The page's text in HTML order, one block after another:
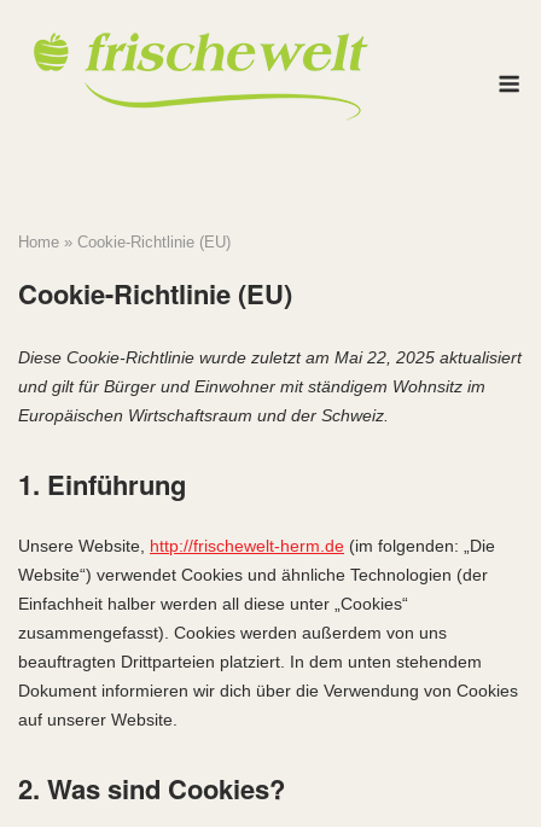
content
Home » Cookie-Richtlinie (EU)
Cookie-Richtlinie (EU)
Diese Cookie-Richtlinie wurde zuletzt am Mai 22, 2025 aktualisiert
und gilt für Bürger und Einwohner mit ständigem Wohnsitz im
Europäischen Wirtschaftsraum und der Schweiz.
1. Einführung
Unsere Website, http://frischewelt-herm.de (im folgenden: „Die
Website“) verwendet Cookies und ähnliche Technologien (der
Einfachheit halber werden all diese unter „Cookies“
zusammengefasst). Cookies werden außerdem von uns
beauftragten Drittparteien platziert. In dem unten stehendem
Dokument informieren wir dich über die Verwendung von Cookies
auf unserer Website.
2. Was sind Cookies?